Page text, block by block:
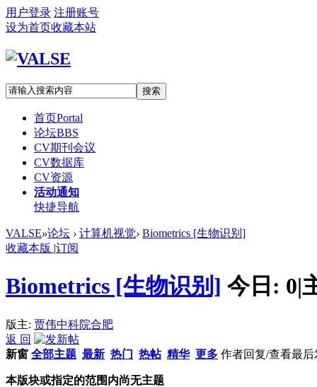
用户登录 注册账号
设为首页收藏本站
搜索
首页Portal
论坛BBS
CV期刊会议
CV数据库
CV资源
活动通知
快捷导航
VALSE»论坛 › 计算机视觉› Biometrics [生物识别]
收藏本版 |订阅
Biometrics [生物识别] 今日: 0|
版主: 贾伟中科院合肥
返 回
新窗 全部主题 最新 热门 热帖 精华 更多 作者回复/查看最后
本版块或指定的范围内尚无主题